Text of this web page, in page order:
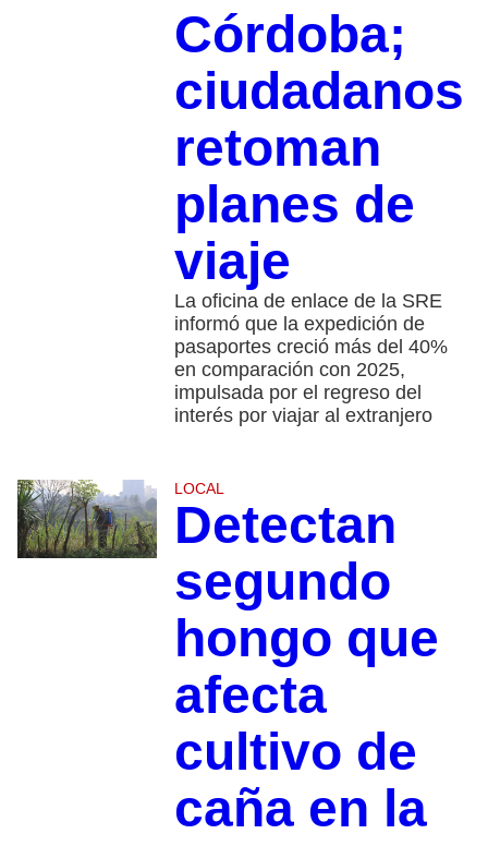
Córdoba;
ciudadanos
retoman
planes de
viaje
La oficina de enlace de la SRE
informó que la expedición de
pasaportes creció más del 40%
en comparación con 2025,
impulsada por el regreso del
interés por viajar al extranjero
LOCAL
Detectan
segundo
hongo que
afecta
cultivo de
caña en la